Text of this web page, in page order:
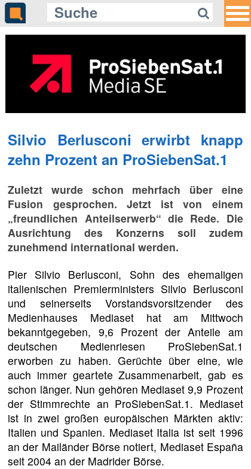
Silvio Berlusconi erwirbt knapp
zehn Prozent an ProSiebenSat.1
Zuletzt wurde schon mehrfach über eine
Fusion gesprochen. Jetzt ist von einem
„freundlichen Anteilserwerb“ die Rede. Die
Ausrichtung des Konzerns soll zudem
zunehmend international werden.
Pier Silvio Berlusconi, Sohn des ehemaligen
italienischen Premierministers Silvio Berlusconi
und seinerseits Vorstandsvorsitzender des
Medienhauses Mediaset hat am Mittwoch
bekanntgegeben, 9,6 Prozent der Anteile am
deutschen Medienriesen ProSiebenSat.1
erworben zu haben. Gerüchte über eine, wie
auch immer geartete Zusammenarbeit, gab es
schon länger. Nun gehören Mediaset 9,9 Prozent
der Stimmrechte an ProSiebenSat.1. Mediaset
ist in zwei großen europäischen Märkten aktiv:
Italien und Spanien. Mediaset Italia ist seit 1996
an der Mailänder Börse notiert, Mediaset España
seit 2004 an der Madrider Börse.